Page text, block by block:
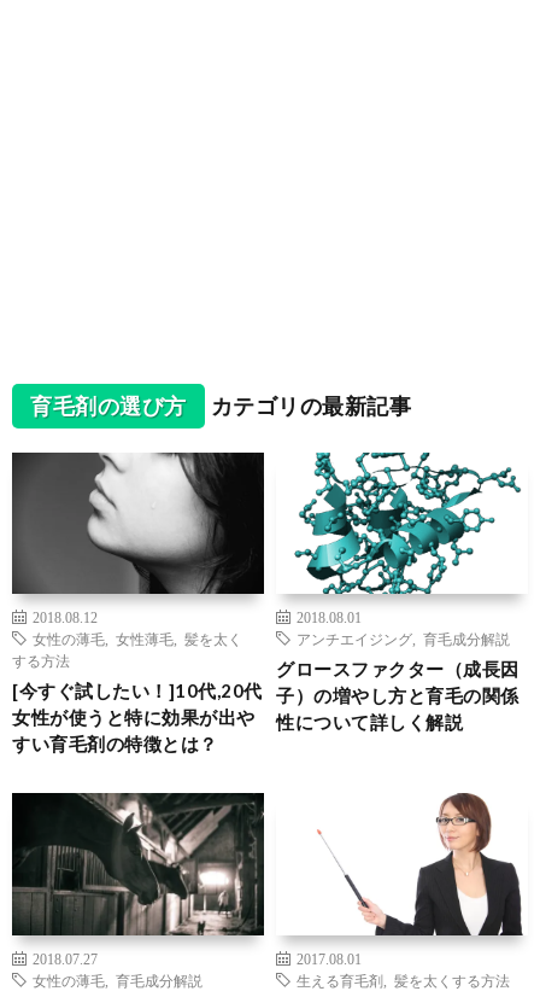
育毛剤の選び方 カテゴリの最新記事
2018.08.12
女性の薄毛
女性薄毛
髪を太く
する方法
[今すぐ試したい！]10代,20代
女性が使うと特に効果が出や
すい育毛剤の特徴とは？
2018.08.01
アンチエイジング
育毛成分解説
グロースファクター（成長因
子）の増やし方と育毛の関係
性について詳しく解説
2018.07.27
女性の薄毛
育毛成分解説
2017.08.01
生える育毛剤
髪を太くする方法